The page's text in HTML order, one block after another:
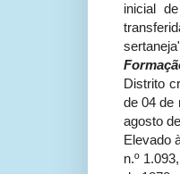
inicial
Distrito
de 04 de
agosto
Elevado
n.º